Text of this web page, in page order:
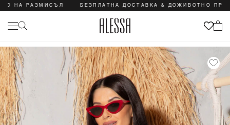
РАЗМИСЪЛ БЕЗПЛАТНА ДОСТАВКА & ДОЖИВОТНО ПРАВО НА